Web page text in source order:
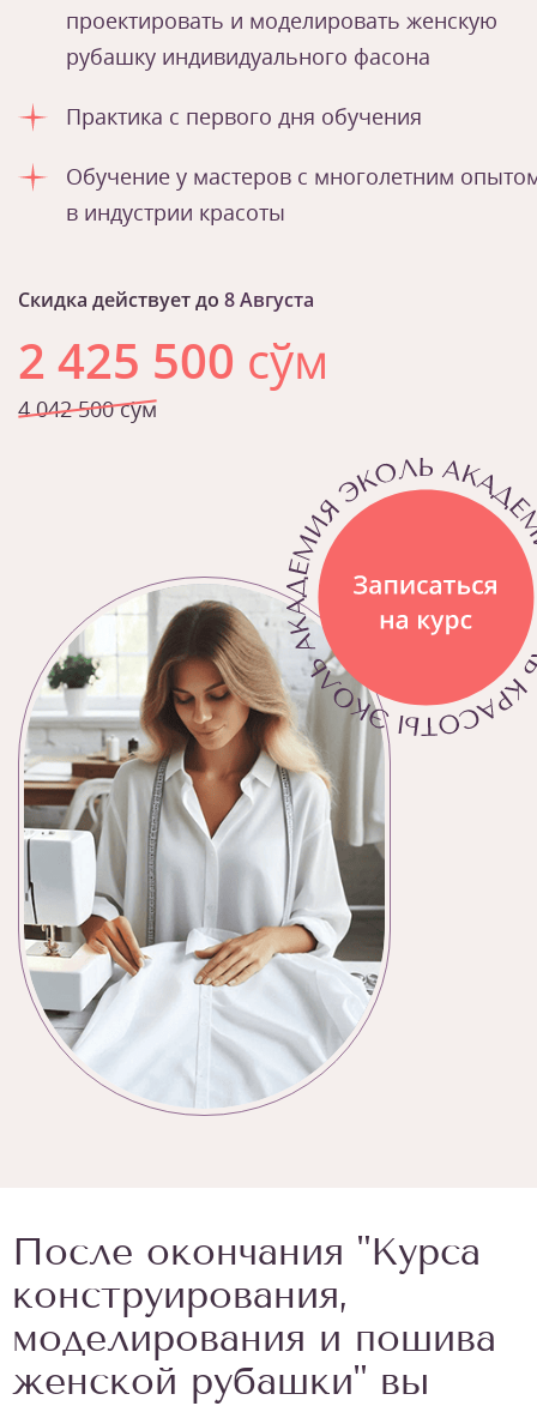
проектировать и моделировать женскую
рубашку индивидуального фасона
Практика с первого дня обучения
Обучение у мастеров с многолетним
в индустрии красоты
Скидка действует до 8 Августа
2 425 500 сўм
4 042 500 сўм
После окончания "Курса
конструирования,
моделирования и пошива
женской рубашки" вы